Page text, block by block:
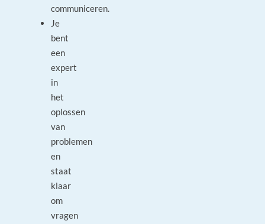
communiceren.
Je
bent
een
expert
in
het
oplossen
van
problemen
en
staat
klaar
om
vragen